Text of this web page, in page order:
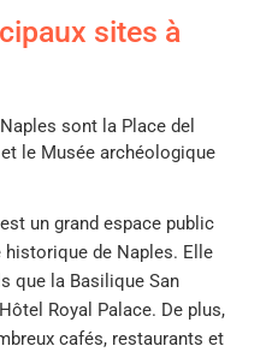
sites à
sont la Place del
le Musée archéologique
est un grand espace public
de Naples. Elle
que la Basilique San
Royal Palace. De plus,
cafés, restaurants et